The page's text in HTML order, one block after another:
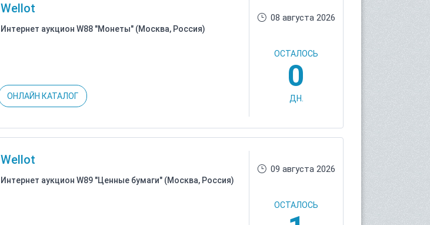
Wellot
Интернет аукцион W88 "Монеты" (Москва, Россия)
ОНЛАЙН КАТАЛОГ
08 августа 2026
ОСТАЛОСЬ
0
ДН.
Wellot
Интернет аукцион W89 "Ценные бумаги" (Москва, Россия)
09 августа 2026
ОСТАЛОСЬ